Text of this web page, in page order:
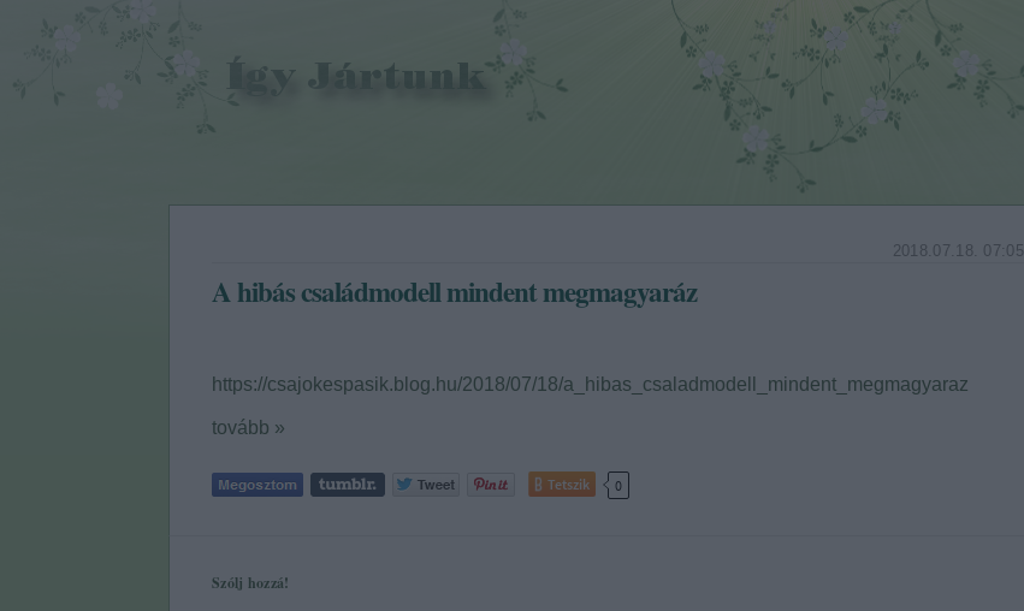
2018.07.18. 07:05
A hibás családmodell mindent megmagyaráz
https://csajokespasik.blog.hu/2018/07/18/a_hibas_csaladmodell_mindent_megmagyaraz
tovább »
Tetszik 0
Szólj hozzá!